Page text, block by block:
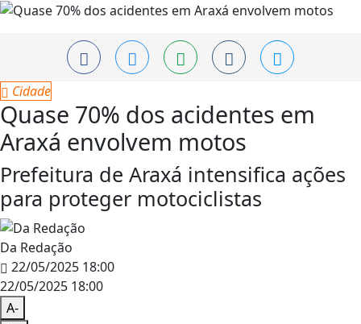
Cidade
Quase 70% dos acidentes em
Araxá envolvem motos
Prefeitura de Araxá intensifica ações
para proteger motociclistas
Da Redação
22/05/2025 18:00
22/05/2025 18:00
A-